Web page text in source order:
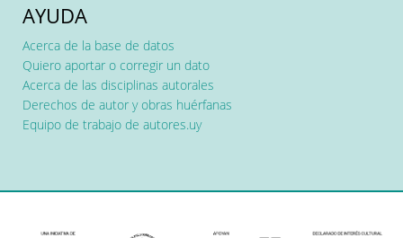
AYUDA
Acerca de la base de datos
Quiero aportar o corregir un dato
Acerca de las disciplinas autorales
Derechos de autor y obras huérfanas
Equipo de trabajo de autores.uy